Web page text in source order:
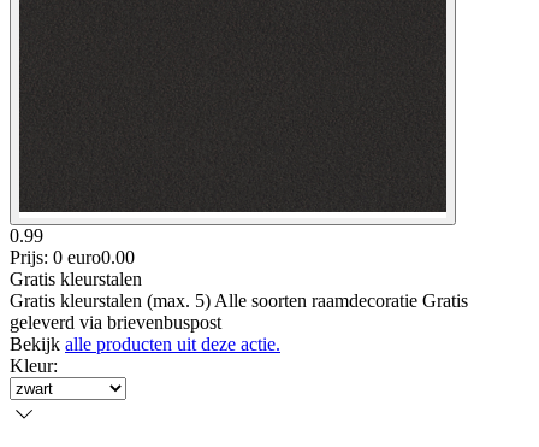
0.99
Prijs: 0 euro0.00
Gratis kleurstalen
Gratis kleurstalen (max. 5) Alle soorten raamdecoratie Gratis
geleverd via brievenbuspost
Bekijk alle producten uit deze actie.
Kleur: